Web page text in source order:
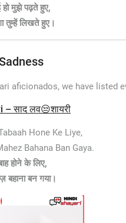
हो मुझे पढ़ते हुए,
तुम्हें लिखते हुए।
aficionados, we have listed
साद लव😒शायरी
Hone Ke Liye,
Bahana Ban Gaya.
होने के लिए,
बहाना बन गया।